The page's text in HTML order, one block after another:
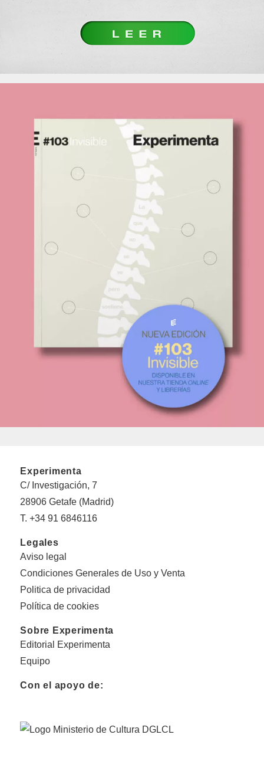
Experimenta
C/ Investigación, 7
28906 Getafe (Madrid)
T. +34 91 6846116
Legales
Aviso legal
Condiciones Generales de Uso y Venta
Politica de privacidad
Política de cookies
Sobre Experimenta
Editorial Experimenta
Equipo
Con el apoyo de: